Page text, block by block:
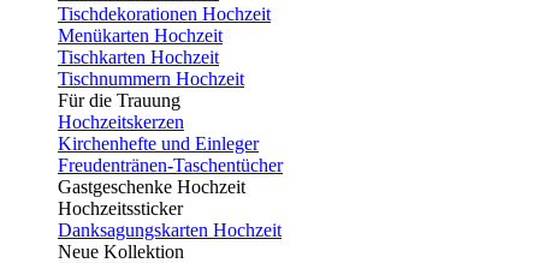
Tischdekorationen Hochzeit
Menükarten Hochzeit
Tischkarten Hochzeit
Tischnummern Hochzeit
Für die Trauung
Hochzeitskerzen
Kirchenhefte und Einleger
Freudentränen-Taschentücher
Gastgeschenke Hochzeit
Hochzeitssticker
Danksagungskarten Hochzeit
Neue Kollektion